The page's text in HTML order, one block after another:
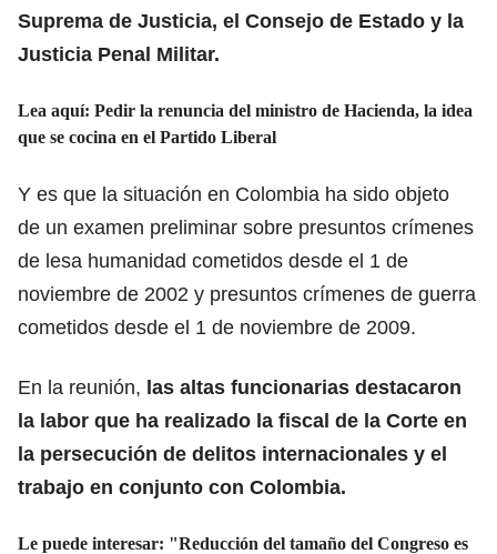
Suprema de Justicia, el Consejo de Estado y la
Justicia Penal Militar.
Lea aquí: Pedir la renuncia del ministro de Hacienda, la idea
que se cocina en el Partido Liberal
Y es que la situación en Colombia ha sido objeto
de un examen preliminar sobre presuntos crímenes
de lesa humanidad cometidos desde el 1 de
noviembre de 2002 y presuntos crímenes de guerra
cometidos desde el 1 de noviembre de 2009.
En la reunión, las altas funcionarias destacaron
la labor que ha realizado la fiscal de la Corte en
la persecución de delitos internacionales y el
trabajo en conjunto con Colombia.
Le puede interesar: "Reducción del tamaño del Congreso es